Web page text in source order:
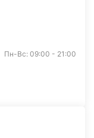
Пн-Вс: 09:00 - 21:00